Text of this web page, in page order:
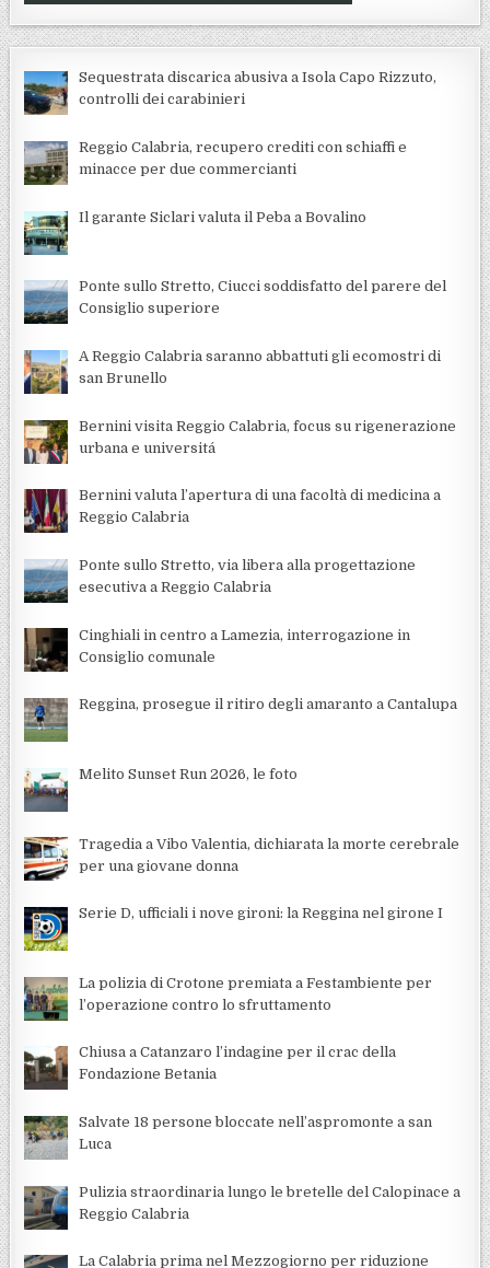
Sequestrata discarica abusiva a Isola Capo Rizzuto,
controlli dei carabinieri
Reggio Calabria, recupero crediti con schiaffi e
minacce per due commercianti
Il garante Siclari valuta il Peba a Bovalino
Ponte sullo Stretto, Ciucci soddisfatto del parere del
Consiglio superiore
A Reggio Calabria saranno abbattuti gli ecomostri di
san Brunello
Bernini visita Reggio Calabria, focus su rigenerazione
urbana e universitá
Bernini valuta l’apertura di una facoltà di medicina a
Reggio Calabria
Ponte sullo Stretto, via libera alla progettazione
esecutiva a Reggio Calabria
Cinghiali in centro a Lamezia, interrogazione in
Consiglio comunale
Reggina, prosegue il ritiro degli amaranto a Cantalupa
Melito Sunset Run 2026, le foto
Tragedia a Vibo Valentia, dichiarata la morte cerebrale
per una giovane donna
Serie D, ufficiali i nove gironi: la Reggina nel girone I
La polizia di Crotone premiata a Festambiente per
l’operazione contro lo sfruttamento
Chiusa a Catanzaro l’indagine per il crac della
Fondazione Betania
Salvate 18 persone bloccate nell’aspromonte a san
Luca
Pulizia straordinaria lungo le bretelle del Calopinace a
Reggio Calabria
La Calabria prima nel Mezzogiorno per riduzione